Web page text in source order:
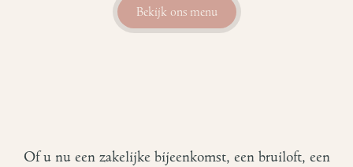
Bekijk ons menu
Of u nu een zakelijke bijeenkomst, een bruiloft, een